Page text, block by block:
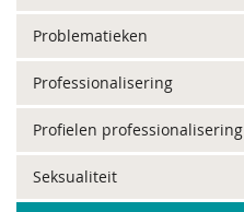
Problematieken
Professionalisering
Profielen professionalisering
Seksualiteit